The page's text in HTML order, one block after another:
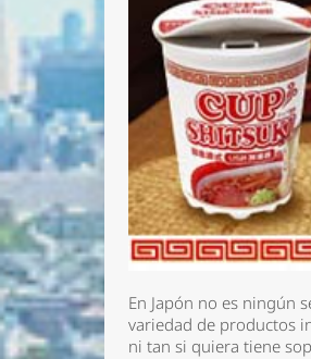
En Japón no es ningún
variedad de productos
ni tan si quiera tiene